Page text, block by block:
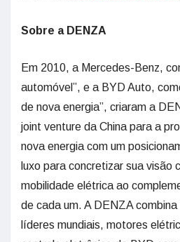
Sobre a DENZA
Em 2010, a Mercedes-Benz,
automóvel”, e a BYD Auto,
de nova energia”, criaram a
joint venture da China para a
nova energia com um
luxo para concretizar sua visão
mobilidade elétrica ao
de cada um. A DENZA
líderes mundiais, motores